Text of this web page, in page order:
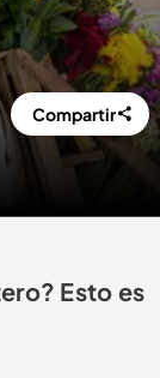
Compartir
Esto es